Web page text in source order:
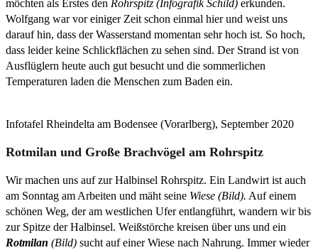
möchten als Erstes den Rohrspitz (Infografik Schild) erkunden.
Wolfgang war vor einiger Zeit schon einmal hier und weist uns
darauf hin, dass der Wasserstand momentan sehr hoch ist. So hoch,
dass leider keine Schlickflächen zu sehen sind. Der Strand ist von
Ausflüglern heute auch gut besucht und die sommerlichen
Temperaturen laden die Menschen zum Baden ein.
Infotafel Rheindelta am Bodensee (Vorarlberg), September 2020
Rotmilan und Große Brachvögel am Rohrspitz
Wir machen uns auf zur Halbinsel Rohrspitz. Ein Landwirt ist auch
am Sonntag am Arbeiten und mäht seine Wiese (Bild). Auf einem
schönen Weg, der am westlichen Ufer entlangführt, wandern wir bis
zur Spitze der Halbinsel. Weißstörche kreisen über uns und ein
Rotmilan (Bild) sucht auf einer Wiese nach Nahrung. Immer wieder